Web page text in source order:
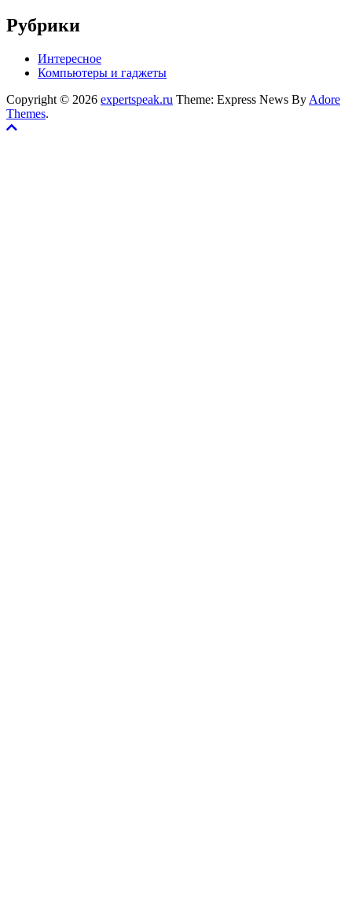
Рубрики
Интересное
Компьютеры и гаджеты
Copyright © 2026 expertspeak.ru Theme: Express News By Adore
Themes.